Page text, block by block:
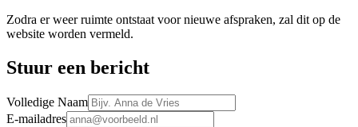
Zodra er weer ruimte ontstaat voor nieuwe afspraken, zal dit op de
website worden vermeld.
Stuur een bericht
Volledige Naam
E-mailadres